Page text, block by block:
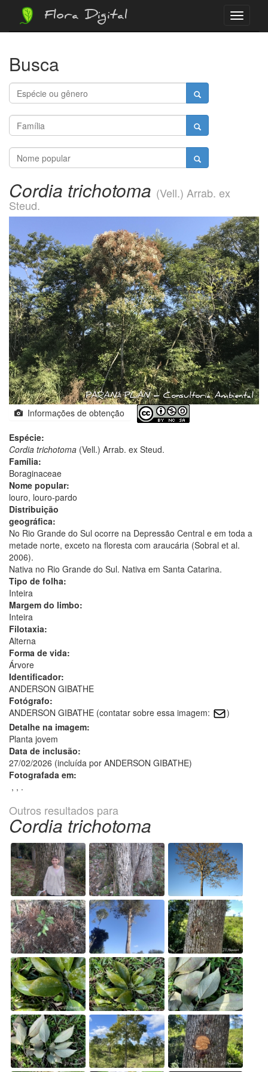
Menu
Flora Digital
Busca
Cordia trichotoma (Vell.) Arrab. ex
Steud.
Informações de obtenção
Espécie:
Cordia trichotoma (Vell.) Arrab. ex Steud.
Família:
Boraginaceae
Nome popular:
louro, louro-pardo
Distribuição
geográfica:
No Rio Grande do Sul ocorre na Depressão Central e em toda a
metade norte, exceto na floresta com araucária (Sobral et al.
2006).
Nativa no Rio Grande do Sul. Nativa em Santa Catarina.
Tipo de folha:
Inteira
Margem do limbo:
Inteira
Filotaxia:
Alterna
Forma de vida:
Árvore
Identificador:
ANDERSON GIBATHE
Fotógrafo:
ANDERSON GIBATHE (contatar sobre essa imagem:
)
Detalhe na imagem:
Planta jovem
Data de inclusão:
27/02/2026 (incluída por ANDERSON GIBATHE)
Fotografada em:
, , .
Outros resultados para
Cordia trichotoma